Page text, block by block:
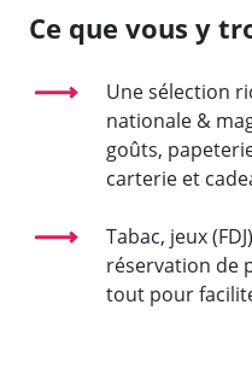
Ce que vous y
Une sélection
nationale &
goûts,
carterie et
Tabac, jeux
réservation de
tout pour